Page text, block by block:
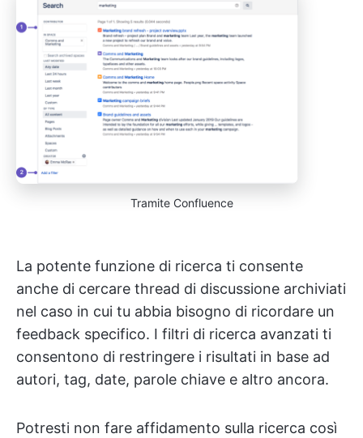
Tramite Confluence
La potente funzione di ricerca ti consente
anche di cercare thread di discussione archiviati
nel caso in cui tu abbia bisogno di ricordare un
feedback specifico. I filtri di ricerca avanzati ti
consentono di restringere i risultati in base ad
autori, tag, date, parole chiave e altro ancora.
Potresti non fare affidamento sulla ricerca così